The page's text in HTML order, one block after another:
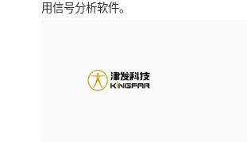
用信号分析软件。